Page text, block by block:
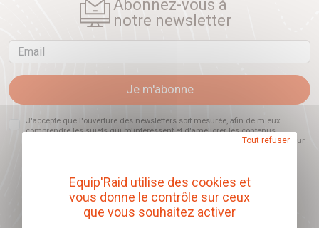
Abonnez-vous à
notre newsletter
Email
Je m'abonne
J'accepte que l'ouverture des newsletters soit mesurée, afin de mieux
comprendre les sujets qui m'intéressent et d'améliorer les contenus
proposés. Ce choix est modifiable à tout moment et reste sans incidence sur
Offrez nos chèques
Equip'Raid utilise des cookies et
vous donne le contrôle sur ceux
que vous souhaitez activer
Tout refuser